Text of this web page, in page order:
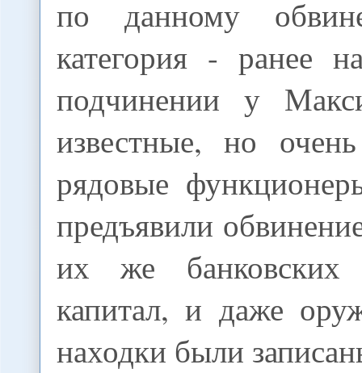
по данному
категория - ранее
подчинении у
известные, но
рядовые
предъявили
их же банковских
капитал, и даже
находки были